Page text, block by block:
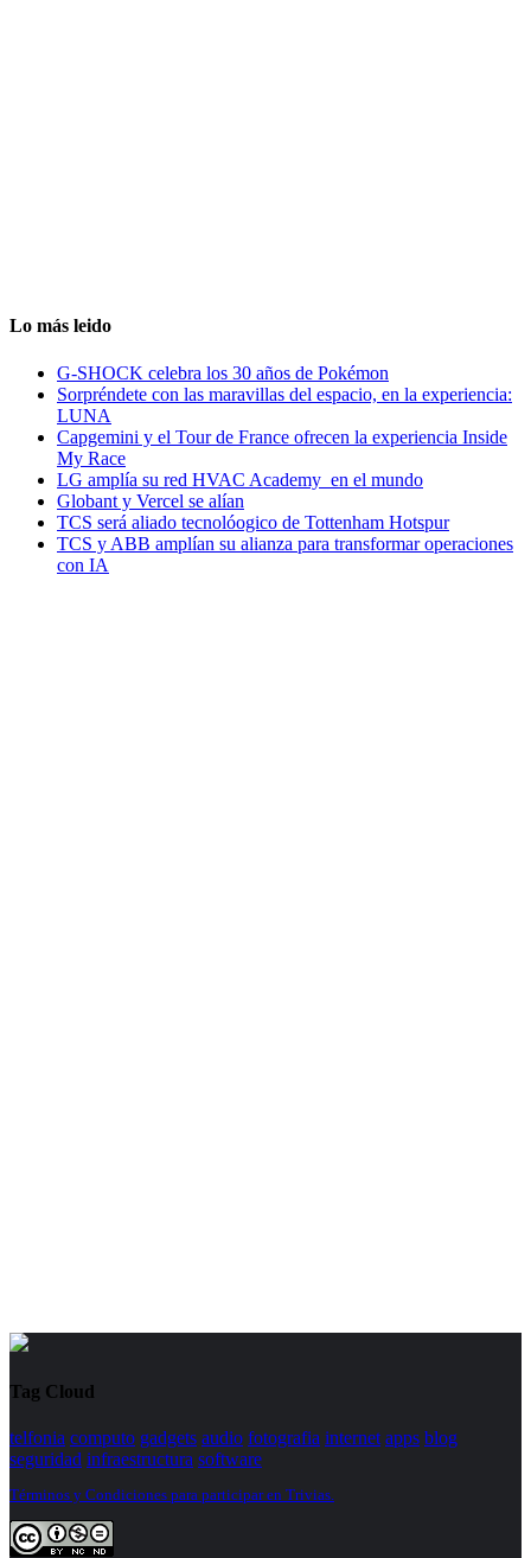
Lo más leido
G-SHOCK celebra los 30 años de Pokémon
Sorpréndete con las maravillas del espacio, en la experiencia:
LUNA
Capgemini y el Tour de France ofrecen la experiencia Inside
My Race
LG amplía su red HVAC Academy en el mundo
Globant y Vercel se alían
TCS será aliado tecnolóogico de Tottenham Hotspur
TCS y ABB amplían su alianza para transformar operaciones
con IA
Tag Cloud
telfonia computo gadgets audio fotografia internet apps blog
seguridad infraestructura software
Términos y Condiciones para participar en Trivias.